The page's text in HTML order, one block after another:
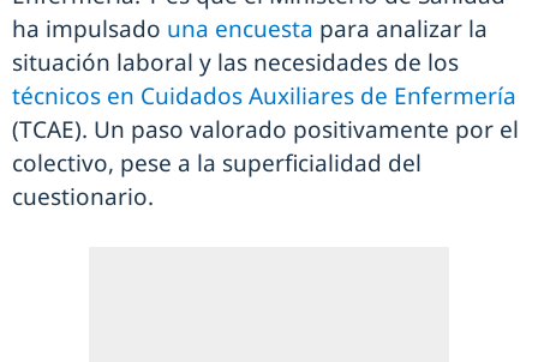
ha impulsado una encuesta para analizar la
situación laboral y las necesidades de los
técnicos en Cuidados Auxiliares de Enfermería
(TCAE). Un paso valorado positivamente por el
colectivo, pese a la superficialidad del
cuestionario.